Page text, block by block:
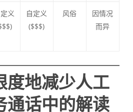
义
自定义
($$$)
风俗
因情况
而异
度地减少人工
通话中的解读